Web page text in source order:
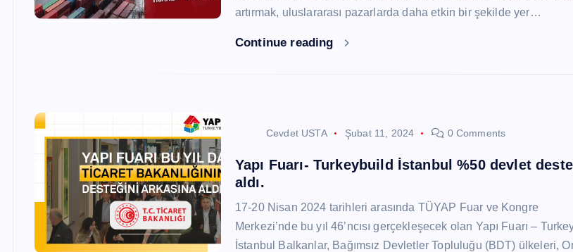
artırmak, uluslararası pazarlarda daha etkin bir şekilde yer…
Continue reading
Cevdet USTA Şubat 11, 2024 0 Comments
Yapı Fuarı- Turkeybuild İstanbul %50 devlet
aldı.
17-20 Nisan 2024 tarihleri arasında TÜYAP Fuar ve Kongre
Merkezi’nde bu yıl 46’ncısı gerçekleşecek olan Yapı Fuarı –
İstanbul Balkanlar, Bağımsız Devletler Topluluğu (BDT) ülkeleri,